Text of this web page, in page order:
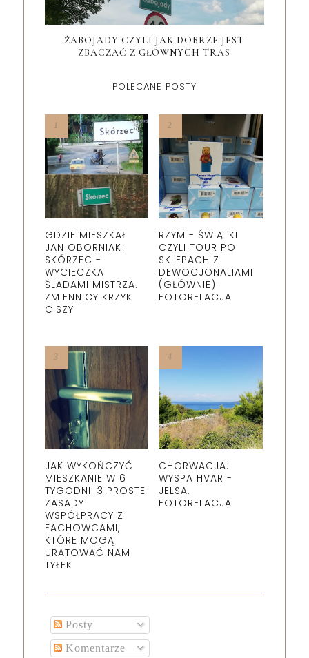
ŻABOJADY CZYLI JAK DOBRZE JEST
ZBACZAĆ Z GŁÓWNYCH TRAS
POLECANE POSTY
GDZIE MIESZKAŁ
JAN OBORNIAK :
SKÓRZEC -
WYCIECZKA
ŚLADAMI MISTRZA.
ZMIENNICY KRZYK
CISZY
RZYM - ŚWIĄTKI
CZYLI TOUR PO
SKLEPACH Z
DEWOCJONALIAMI
(GŁÓWNIE).
FOTORELACJA
JAK WYKOŃCZYĆ
MIESZKANIE W 6
TYGODNI: 3 PROSTE
ZASADY
WSPÓŁPRACY Z
FACHOWCAMI,
KTÓRE MOGĄ
URATOWAĆ NAM
TYŁEK
CHORWACJA:
WYSPA HVAR -
JELSA.
FOTORELACJA
Posty
Komentarze